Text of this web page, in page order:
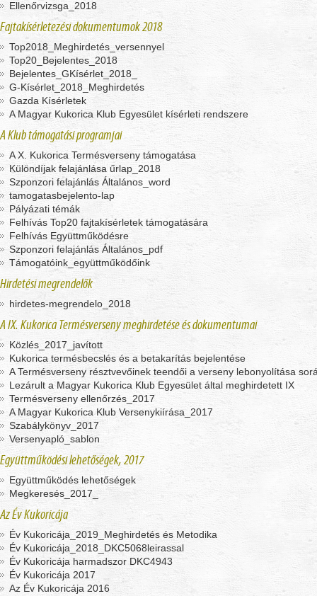
Ellenőrvizsga_2018
Fajtakísérletezési dokumentumok 2018
Top2018_Meghirdetés_versennyel
Top20_Bejelentes_2018
Bejelentes_GKísérlet_2018_
G-Kísérlet_2018_Meghirdetés
Gazda Kísérletek
A Magyar Kukorica Klub Egyesület kísérleti rendszere
A Klub támogatási programjai
A X. Kukorica Termésverseny támogatása
Különdíjak felajánlása űrlap_2018
Szponzori felajánlás Általános_word
tamogatasbejelento-lap
Pályázati témák
Felhívás Top20 fajtakísérletek támogatására
Felhívás Együttműködésre
Szponzori felajánlás Általános_pdf
Támogatóink_együttműködőink
Hirdetési megrendelők
hirdetes-megrendelo_2018
A IX. Kukorica Termésverseny meghirdetése és dokumentumai
Közlés_2017_javított
Kukorica termésbecslés és a betakarítás bejelentése
A Termésverseny résztvevőinek teendői a verseny lebonyolítása
Lezárult a Magyar Kukorica Klub Egyesület által meghirdetett IX
Termésverseny ellenőrzés_2017
A Magyar Kukorica Klub Versenykiírása_2017
Szabálykönyv_2017
Versenyapló_sablon
Együttműködési lehetőségek, 2017
Együttműködés lehetőségek
Megkeresés_2017_
Az Év Kukoricája
Év Kukoricája_2019_Meghirdetés és Metodika
Év Kukoricája_2018_DKC5068leirassal
Év Kukoricája harmadszor DKC4943
Év Kukoricája 2017
Az Év Kukoricája 2016